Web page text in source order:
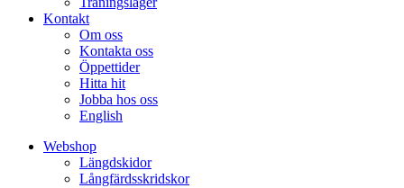
Kontakt
Om oss
Kontakta oss
Öppettider
Hitta hit
Jobba hos oss
English
Webshop
Längdskidor
Långfärdsskridskor